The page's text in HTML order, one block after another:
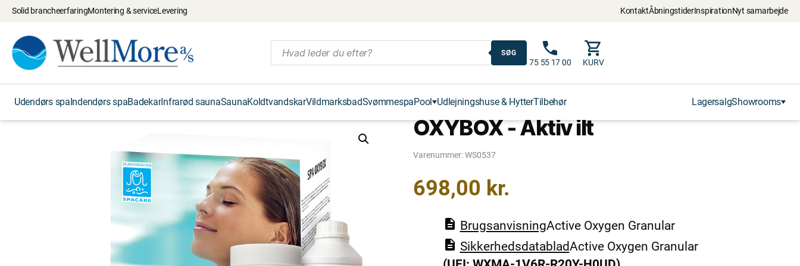
Solid brancheerfaringMontering & serviceLevering KontaktÅbningstiderInspirationNyt samarbejde
SØG
75 55 17 00 KURV
Udendørs spaIndendørs spaBadekarInfrarød saunaSaunaKoldtvandskarVildmarksbadSvømmespaPool Udlejningshuse & HytterTilbehør LagersalgShowrooms
OXYBOX - Aktiv ilt
Varenummer: WS0537
698,00 kr.
BrugsanvisningActive Oxygen Granular
SikkerhedsdatabladActive Oxygen Granular